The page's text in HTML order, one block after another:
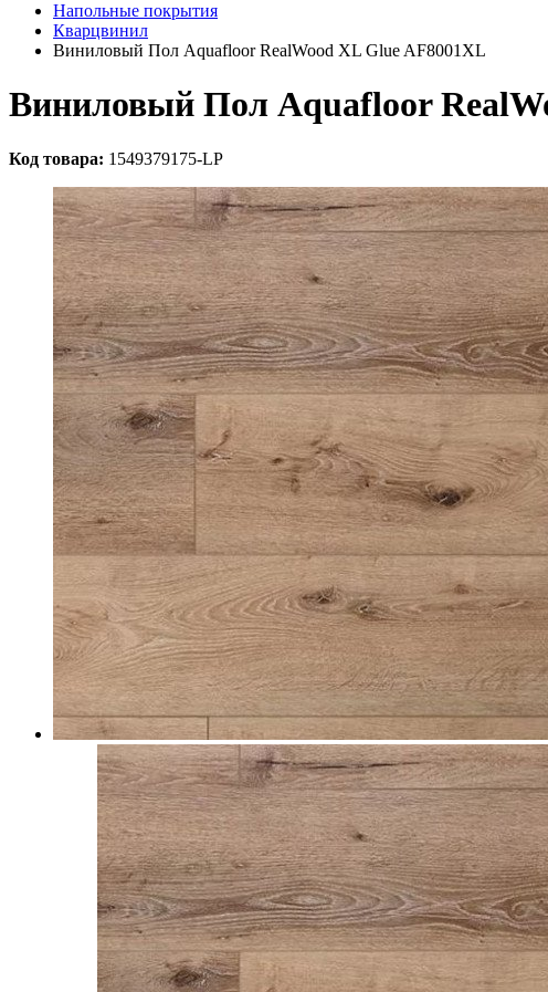
Напольные покрытия
Кварцвинил
Виниловый Пол Aquafloor RealWood XL Glue AF8001XL
Виниловый Пол Aquafloor
Код товара: 1549379175-LP